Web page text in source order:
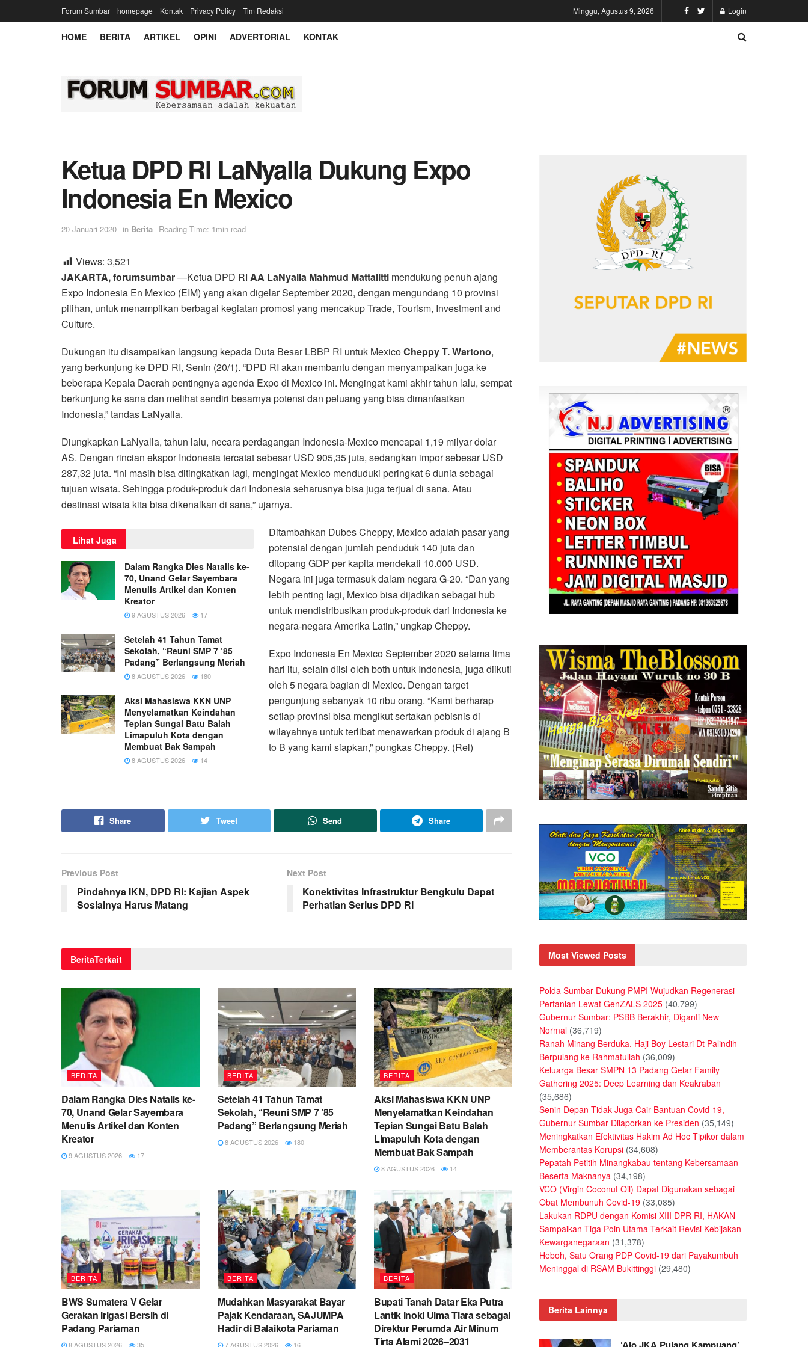
Forum Sumbar homepage Kontak Privacy Policy Tim Redaksi Minggu, Agustus 9, 2026 Login
HOME BERITA ARTIKEL OPINI ADVERTORIAL KONTAK
Ketua DPD RI LaNyalla Dukung Expo
Indonesia En Mexico
20 Januari 2020 in Berita Reading Time: 1min read
Views: 3,521
JAKARTA, forumsumbar—Ketua DPD RI AA LaNyalla Mahmud Mattalitti mendukung penuh ajang
Expo Indonesia En Mexico (EIM) yang akan digelar September 2020, dengan mengundang 10 provinsi
pilihan, untuk menampilkan berbagai kegiatan promosi yang mencakup Trade, Tourism, Investment and
Culture.
Dukungan itu disampaikan langsung kepada Duta Besar LBBP RI untuk MexicoCheppy T. Wartono,
yang berkunjung ke DPD RI, Senin (20/1). “DPD RI akan membantu dengan menyampaikan juga ke
beberapa Kepala Daerah pentingnya agenda Expo di Mexico ini. Mengingat kami akhir tahun lalu, sempat
berkunjung ke sana dan melihat sendiri besarnya potensi dan peluang yang bisa dimanfaatkan
Indonesia,” tandas LaNyalla.
Diungkapkan LaNyalla, tahun lalu, necara perdagangan Indonesia-Mexico mencapai 1,19 milyar dolar
AS. Dengan rincian ekspor Indonesia tercatat sebesar USD 905,35 juta, sedangkan impor sebesar USD
287,32 juta. “Ini masih bisa ditingkatkan lagi, mengingat Mexico menduduki peringkat 6 dunia sebagai
tujuan wisata. Sehingga produk-produk dari Indonesia seharusnya bisa juga terjual di sana. Atau
destinasi wisata kita bisa dikenalkan di sana,” ujarnya.
Lihat Juga
Dalam Rangka Dies Natalis ke-
70, Unand Gelar Sayembara
Menulis Artikel dan Konten
Kreator
9 AGUSTUS 2026 17
Setelah 41 Tahun Tamat
Sekolah, “Reuni SMP 7 ’85
Padang” Berlangsung Meriah
8 AGUSTUS 2026 180
Aksi Mahasiswa KKN UNP
Menyelamatkan Keindahan
Tepian Sungai Batu Balah
Limapuluh Kota dengan
Membuat Bak Sampah
8 AGUSTUS 2026 14
Ditambahkan Dubes Cheppy, Mexico adalah pasar yang
potensial dengan jumlah penduduk 140 juta dan
ditopang GDP per kapita mendekati 10.000 USD.
Negara ini juga termasuk dalam negara G-20. “Dan yang
lebih penting lagi, Mexico bisa dijadikan sebagai hub
untuk mendistribusikan produk-produk dari Indonesia ke
negara-negara Amerika Latin,” ungkap Cheppy.
Expo Indonesia En Mexico September 2020 selama lima
hari itu, selain diisi oleh both untuk Indonesia, juga diikuti
oleh 5 negara bagian di Mexico. Dengan target
pengunjung sebanyak 10 ribu orang. “Kami berharap
setiap provinsi bisa mengikut sertakan pebisnis di
wilayahnya untuk terlibat menawarkan produk di ajang B
to B yang kami siapkan,” pungkas Cheppy. (Rel)
Share Tweet Send Share
Previous Post
Pindahnya IKN, DPD RI: Kajian Aspek
Sosialnya Harus Matang
Next Post
Konektivitas Infrastruktur Bengkulu Dapat
Perhatian Serius DPD RI
BeritaTerkait
BERITA
Dalam Rangka Dies Natalis ke-
70, Unand Gelar Sayembara
Menulis Artikel dan Konten
Kreator
9 AGUSTUS 2026 17
BERITA
Setelah 41 Tahun Tamat
Sekolah, “Reuni SMP 7 ’85
Padang” Berlangsung Meriah
8 AGUSTUS 2026 180
BERITA
Aksi Mahasiswa KKN UNP
Menyelamatkan Keindahan
Tepian Sungai Batu Balah
Limapuluh Kota dengan
Membuat Bak Sampah
8 AGUSTUS 2026 14
BERITA
BWS Sumatera V Gelar
Gerakan Irigasi Bersih di
Padang Pariaman
8 AGUSTUS 2026 35
BERITA
Mudahkan Masyarakat Bayar
Pajak Kendaraan, SAJUMPA
Hadir di Balaikota Pariaman
7 AGUSTUS 2026 16
BERITA
Bupati Tanah Datar Eka Putra
Lantik Inoki Ulma Tiara sebagai
Direktur Perumda Air Minum
Tirta Alami 2026–2031
Most Viewed Posts
Polda Sumbar Dukung PMPI Wujudkan Regenerasi
Pertanian Lewat GenZALS 2025 (40,799)
Gubernur Sumbar: PSBB Berakhir, Diganti New
Normal (36,719)
Ranah Minang Berduka, Haji Boy Lestari Dt Palindih
Berpulang ke Rahmatullah (36,009)
Keluarga Besar SMPN 13 Padang Gelar Family
Gathering 2025: Deep Learning dan Keakraban
(35,686)
Senin Depan Tidak Juga Cair Bantuan Covid-19,
Gubernur Sumbar Dilaporkan ke Presiden (35,149)
Meningkatkan Efektivitas Hakim Ad Hoc Tipikor dalam
Memberantas Korupsi (34,608)
Pepatah Petitih Minangkabau tentang Kebersamaan
Beserta Maknanya (34,198)
VCO (Virgin Coconut Oil) Dapat Digunakan sebagai
Obat Membunuh Covid-19 (33,085)
Lakukan RDPU dengan Komisi XIII DPR RI, HAKAN
Sampaikan Tiga Poin Utama Terkait Revisi Kebijakan
Kewarganegaraan (31,378)
Heboh, Satu Orang PDP Covid-19 dari Payakumbuh
Meninggal di RSAM Bukittinggi (29,480)
Berita Lainnya